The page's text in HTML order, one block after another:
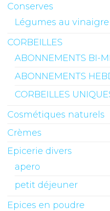
Conserves
Légumes au vinaigre
CORBEILLES
ABONNEMENTS BI-
ABONNEMENTS
CORBEILLES
Cosmétiques naturels
Crèmes
Epicerie divers
apero
petit déjeuner
Epices en poudre